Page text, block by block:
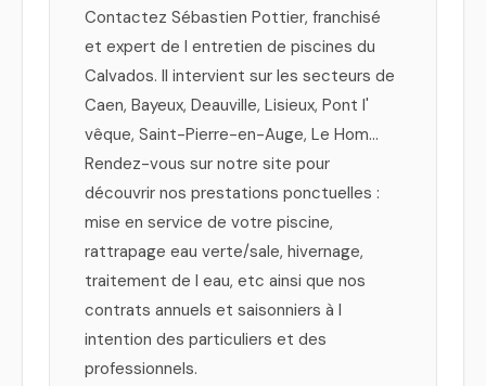
Contactez Sébastien Pottier, franchisé
et expert de l entretien de piscines du
Calvados. Il intervient sur les secteurs de
Caen, Bayeux, Deauville, Lisieux, Pont l'
vêque, Saint-Pierre-en-Auge, Le Hom...
Rendez-vous sur notre site pour
découvrir nos prestations ponctuelles :
mise en service de votre piscine,
rattrapage eau verte/sale, hivernage,
traitement de l eau, etc ainsi que nos
contrats annuels et saisonniers à l
intention des particuliers et des
professionnels.